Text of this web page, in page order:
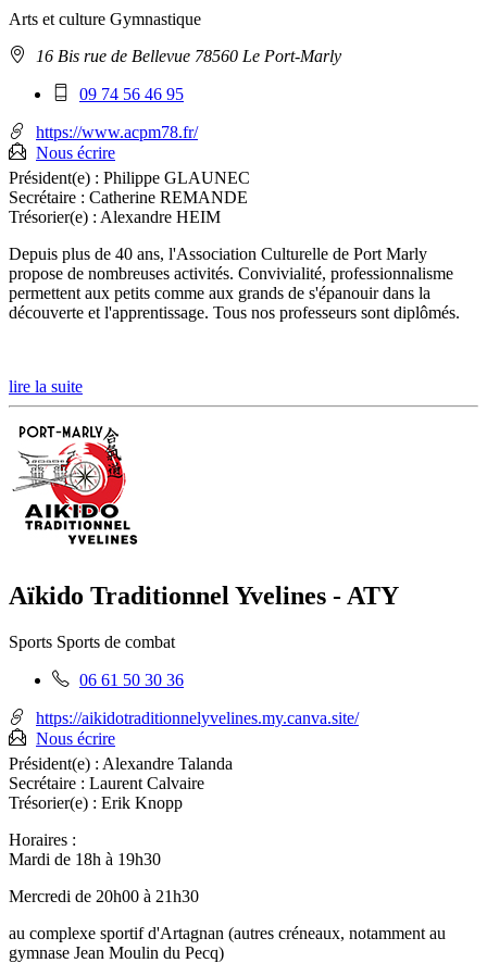
Arts et culture Gymnastique
Adresse16 Bis rue de Bellevue 78560 Le Port-Marly
Téléphone
:
09 74 56 46 95
https://www.acpm78.fr/
Nous écrire
Président(e) : Philippe GLAUNEC
Secrétaire : Catherine REMANDE
Trésorier(e) : Alexandre HEIM
Depuis plus de 40 ans, l'Association Culturelle de Port Marly
propose de nombreuses activités. Convivialité, professionnalisme
permettent aux petits comme aux grands de s'épanouir dans la
découverte et l'apprentissage. Tous nos professeurs sont diplômés.
lire la suite
Aïkido Traditionnel Yvelines - ATY
Sports Sports de combat
Téléphone
:
06 61 50 30 36
https://aikidotraditionnelyvelines.my.canva.site/
Nous écrire
Président(e) : Alexandre Talanda
Secrétaire : Laurent Calvaire
Trésorier(e) : Erik Knopp
Horaires :
Mardi de 18h à 19h30
Mercredi de 20h00 à 21h30
au complexe sportif d'Artagnan (autres créneaux, notamment au
gymnase Jean Moulin du Pecq)